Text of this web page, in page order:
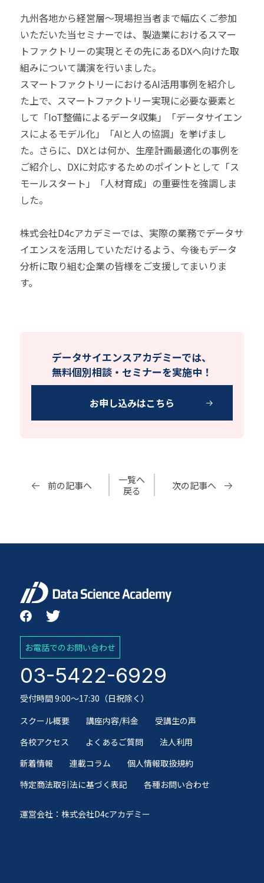
九州各地から経営層～現場担当者まで幅広くご参加
いただいた当セミナーでは、製造業におけるスマー
トファクトリーの実現とその先にあるDXへ向けた取
組みについて講演を行いました。
スマートファクトリーにおけるAI活用事例を紹介し
た上で、スマートファクトリー実現に必要な要素と
して「IoT整備によるデータ収集」「データサイエン
スによるモデル化」「AIと人の協調」を挙げまし
た。さらに、DXとは何か、生産計画最適化の事例を
ご紹介し、DXに対応するためのポイントとして「ス
モールスタート」「人材育成」の重要性を強調しま
した。
株式会社D4cアカデミーでは、実際の業務でデータサ
イエンスを活用していただけるよう、今後もデータ
分析に取り組む企業の皆様をご支援してまいりま
す。
データサイエンスアカデミーでは、
無料個別相談・セミナーを実施中！
お申し込みはこちら
前の記事へ
一覧へ
戻る
次の記事へ
お電話でのお問い合わせ
03-5422-6929
受付時間 9:00～17:30（日祝除く）
スクール概要
講座内容/料金
受講生の声
各校アクセス
よくあるご質問
法人利用
新着情報
連載コラム
個人情報取扱規約
特定商法取引法に基づく表記
各種お問い合わせ
運営会社：株式会社D4cアカデミー